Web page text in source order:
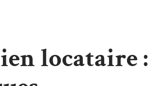
locataire :